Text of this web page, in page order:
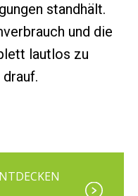
standhält.
und die
lautlos zu